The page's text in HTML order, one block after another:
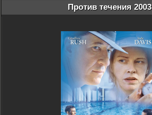
Против течения 2003